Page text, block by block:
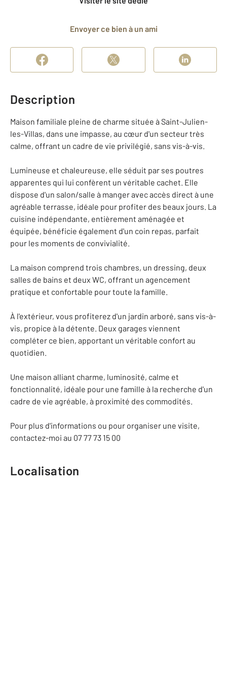
Envoyer ce bien à un ami
Description
Maison familiale pleine de charme située à Saint-Julien-
les-Villas, dans une impasse, au cœur d'un secteur très
calme, offrant un cadre de vie privilégié, sans vis-à-vis.
Lumineuse et chaleureuse, elle séduit par ses poutres
apparentes qui lui confèrent un véritable cachet. Elle
dispose d'un salon/salle à manger avec accès direct à une
agréable terrasse, idéale pour profiter des beaux jours. La
cuisine indépendante, entièrement aménagée et
équipée, bénéficie également d'un coin repas, parfait
pour les moments de convivialité.
La maison comprend trois chambres, un dressing, deux
salles de bains et deux WC, offrant un agencement
pratique et confortable pour toute la famille.
À l'extérieur, vous profiterez d'un jardin arboré, sans vis-à-
vis, propice à la détente. Deux garages viennent
compléter ce bien, apportant un véritable confort au
quotidien.
Une maison alliant charme, luminosité, calme et
fonctionnalité, idéale pour une famille à la recherche d'un
cadre de vie agréable, à proximité des commodités.
Pour plus d'informations ou pour organiser une visite,
contactez-moi au 07 77 73 15 00
Localisation